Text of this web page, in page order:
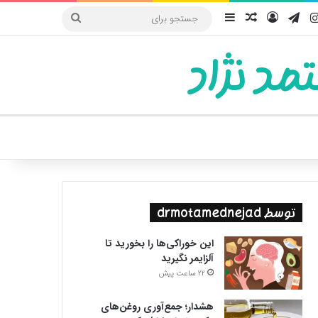
اینستاگرام
تلگرامورودنوشته تصادفی
سایدبار
جستجو
نژاد
پوسته
توسط drmotamednejad
این خوراکی‌ها را بخورید تا
آلزایمر نگیرید
22 ساعت پیش
هشدار؛ جمع‌آوری روغن‌های